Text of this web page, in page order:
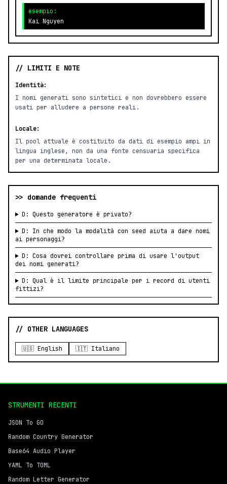
esempio:
Kai Nguyen
// LIMITI E NOTE
Identità:
I nomi generati sono sintetici e non dovrebbero essere
usati per alludere a persone reali.
Locale:
Il pool attuale è costituito da dati di esempio ampi in
lingua inglese, non da una fonte censuaria specifica
per una determinata locale.
>> domande frequenti
D: Questo generatore è privato?
D: In che modo la modalità con seed aiuta a dare nomi
ai personaggi?
D: Cosa dovrei controllare prima di usare l'output
dei nomi generati?
D: Qual è il limite principale per i record di utenti
fittizi?
// OTHER LANGUAGES
🇺🇸 English 🇮🇹 Italiano
STRUMENTI RECENTI
JSON To GO
Random Country Generator
Base64 Audio Player
YAML To TOML
Random Letter Generator